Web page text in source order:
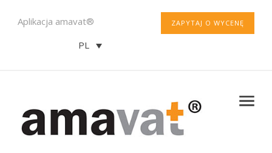
ZAPYTAJ O WYCENĘ
Aplikacja amavat®
PL